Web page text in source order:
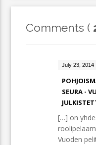
Comments (
July 23, 2014
SEURA -
[…] on
Vuoden